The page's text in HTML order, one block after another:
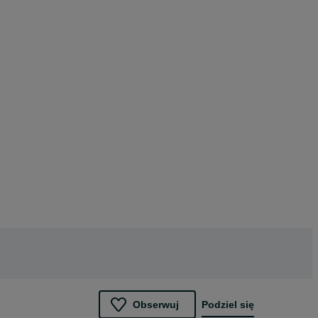
Obserwuj Podziel się